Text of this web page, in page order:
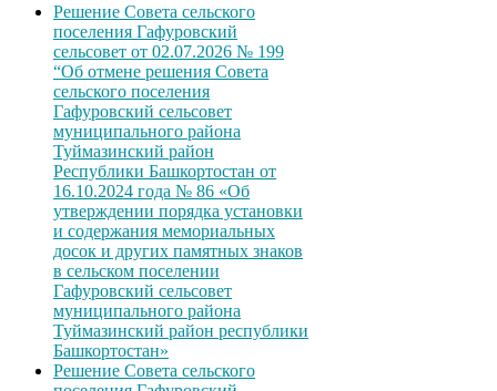
Решение Совета сельского
поселения Гафуровский
сельсовет от 02.07.2026 № 199
“Об отмене решения Совета
сельского поселения
Гафуровский сельсовет
муниципального района
Туймазинский район
Республики Башкортостан от
16.10.2024 года № 86 «Об
утверждении порядка установки
и содержания мемориальных
досок и других памятных знаков
в сельском поселении
Гафуровский сельсовет
муниципального района
Туймазинский район республики
Башкортостан»
Решение Совета сельского